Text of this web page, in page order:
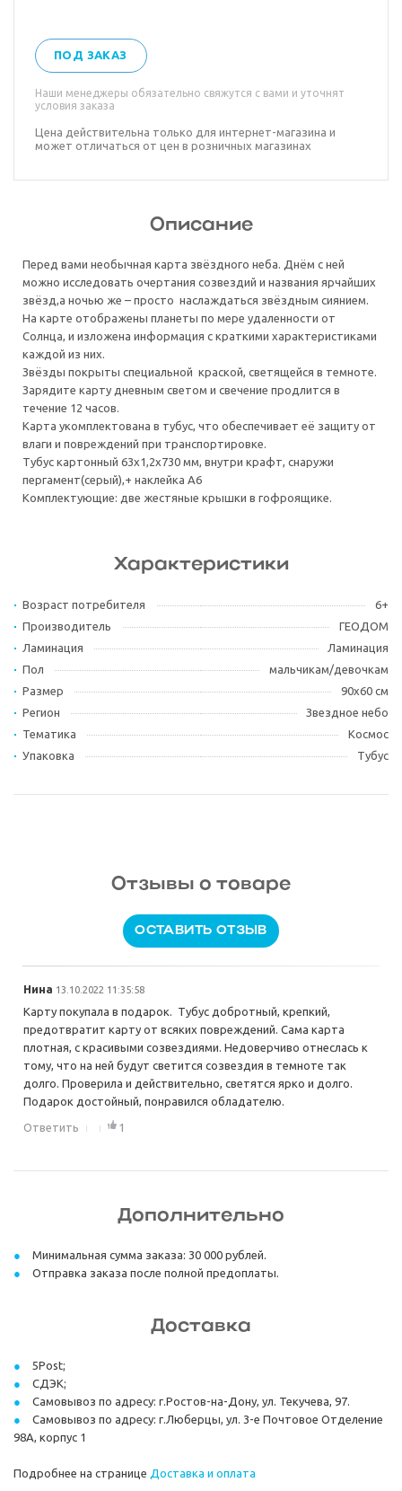
ПОД ЗАКАЗ
Наши менеджеры обязательно свяжутся с вами и уточнят
условия заказа
Цена действительна только для интернет-магазина и
может отличаться от цен в розничных магазинах
Описание
Перед вами необычная карта звёздного неба. Днём с ней
можно исследовать очертания созвездий и названия ярчайших
звёзд,а ночью же – просто наслаждаться звёздным сиянием.
На карте отображены планеты по мере удаленности от
Солнца, и изложена информация с краткими характеристиками
каждой из них.
Звёзды покрыты специальной краской, светящейся в темноте.
Зарядите карту дневным светом и свечение продлится в
течение 12 часов.
Карта укомплектована в тубус, что обеспечивает её защиту от
влаги и повреждений при транспортировке.
Тубус картонный 63х1,2х730 мм, внутри крафт, снаружи
пергамент(серый),+ наклейка А6
Комплектующие: две жестяные крышки в гофроящике.
Характеристики
Возраст потребителя
6+
Производитель
ГЕОДОМ
Ламинация
Ламинация
Пол
мальчикам/девочкам
Размер
90х60 см
Регион
Звездное небо
Тематика
Космос
Упаковка
Тубус
Отзывы о товаре
ОСТАВИТЬ ОТЗЫВ
Нина 13.10.2022 11:35:58
Карту покупала в подарок. Тубус добротный, крепкий,
предотвратит карту от всяких повреждений. Сама карта
плотная, с красивыми созвездиями. Недоверчиво отнеслась к
тому, что на ней будут светится созвездия в темноте так
долго. Проверила и действительно, светятся ярко и долго.
Подарок достойный, понравился обладателю.
Ответить 1
Дополнительно
Минимальная сумма заказа: 30 000 рублей.
Отправка заказа после полной предоплаты.
Доставка
5Post;
СДЭК;
Самовывоз по адресу: г.Ростов-на-Дону, ул. Текучева, 97.
Самовывоз по адресу: г.Люберцы, ул. 3-е Почтовое Отделение
98А, корпус 1
Подробнее на странице Доставка и оплата